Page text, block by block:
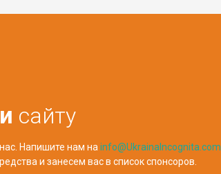
сайту
Напишите нам на info@UkrainaIncognita.com
и занесем вас в список спонсоров.